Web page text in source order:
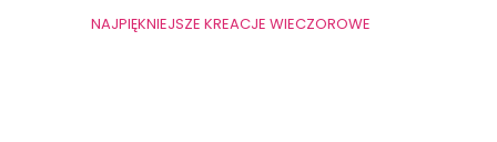
NAJPIĘKNIEJSZE KREACJE WIECZOROWE